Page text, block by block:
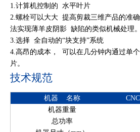
1.计算机控制的 水平叶片
2.螺栓可以大大 提高剪裁三维产品的准
法实现薄羊皮阴影 缺陷的类似机械处理。
3.选择 全自动的“块支持”系统
4.高昂的成本， 可以在几分钟内通过单
片。
技术规范
机器 名称
机器重量
总功率